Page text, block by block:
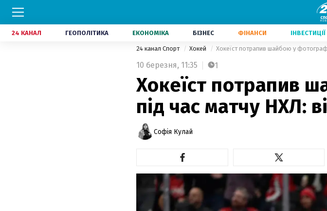
24 КАНАЛ ГЕОПОЛІТИКА ЕКОНОМІКА БІЗНЕС ФІНАНСИ ІНВЕСТИЦІЇ
24 канал Спорт Хокей Хокеїст потрапив шайбою у
10 березня, 11:35 1
Хокеїст потрапив
під час матчу НХЛ:
Софія Кулай